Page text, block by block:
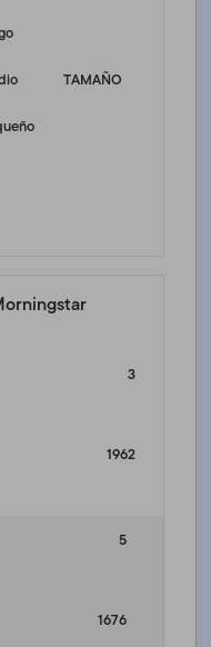
TAMAÑO
3
1962
5
1676